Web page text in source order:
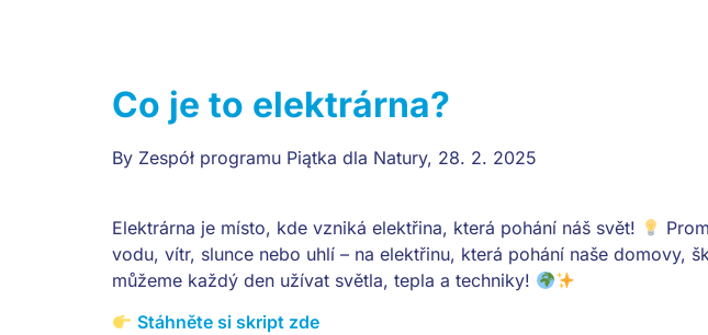
Co je to elektrárna?
By Zespół programu Piątka dla Natury, 28. 2. 2025
Elektrárna je místo, kde vzniká elektřina, která pohání náš svět!
vodu, vítr, slunce nebo uhlí – na elektřinu, která pohání naše domovy,
můžeme každý den užívat světla, tepla a techniky!
Stáhněte si skript zde